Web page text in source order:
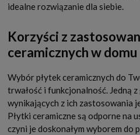
idealne rozwiązanie dla siebie.
Korzyści z
ceramicznych w domu
Wybór płytek ceramicznych do
trwałość i funkcjonalność. Jedną
wynikających z ich zastosowania
Płytki ceramiczne są odporne na
czyni je doskonałym wyborem do